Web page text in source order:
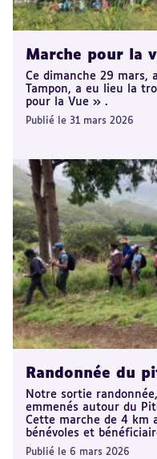
Marche pour la
Ce dimanche 29 mars,
Tampon, a eu lieu la
pour la Vue » .
Publié le 31 mars 2026
Randonnée du
Notre sortie
emmenés autour du
Cette marche de 4 km
bénévoles et
Publié le 6 mars 2026